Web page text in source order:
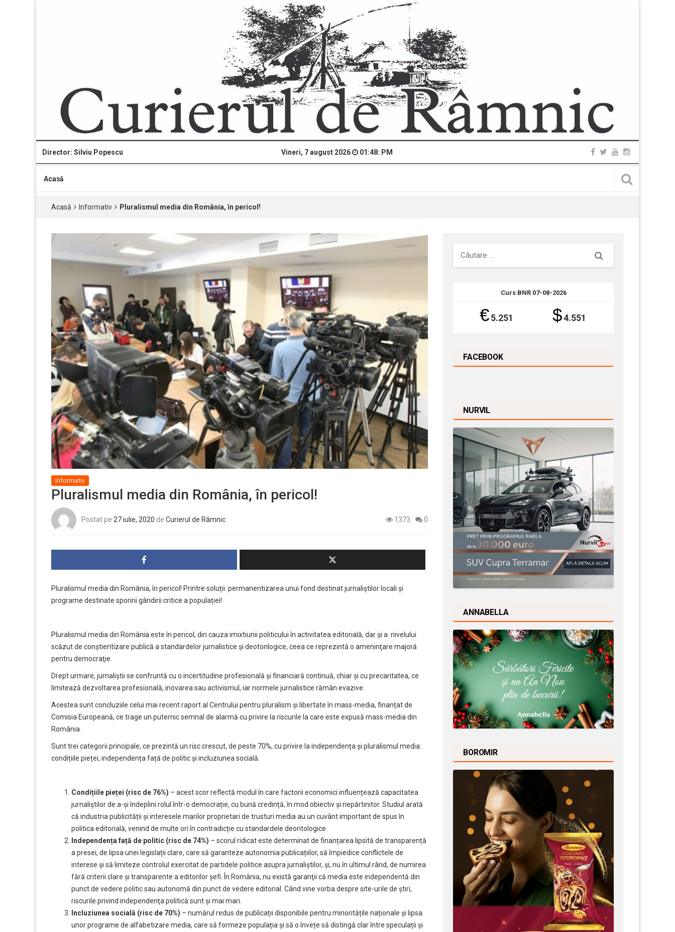
Director: Silviu Popescu Vineri, 7 august 2026 01:48: PM
Acasă
Acasă Informativ Pluralismul media din România, în pericol!
Informativ
Pluralismul media din România, în pericol!
Postat pe 27 iulie, 2020 de Curierul de Râmnic 1373 0
Pluralismul media din România, în pericol! Printre soluții: permanentizarea unui fond destinat jurnaliștilor locali și
programe destinate sporirii gândirii critice a populației!
Pluralismul media din România este în pericol, din cauza imixtiunii politicului în activitatea editorială, dar și a nivelului
scăzut de conştientizare publică a standardelor jurnalistice și deotonlogice, ceea ce reprezintă o ameninţare majoră
pentru democraţie.
Drept urmare, jurnaliștii se confruntă cu o incertitudine profesională și financiară continuă, chiar și cu precaritatea, ce
limitează dezvoltarea profesională, inovarea sau activismul, iar normele jurnalistice rămân evazive.
Acestea sunt concluziile celui mai recent raport al Centrului pentru pluralism și libertate în mass-media, finanțat de
Comisia Europeană, ce trage un puternic semnal de alarmă cu privire la riscurile la care este expusă mass-media din
România.
Sunt trei categorii principale, ce prezintă un risc crescut, de peste 70%, cu privire la independența și pluralismul media:
condițiile pieței, independența față de politic și incluziunea socială.
Condițiile pieței (risc de 76%) – acest scor reflectă modul în care factorii economici influențează capacitatea
jurnaliștilor de a-și îndeplini rolul într-o democrație, cu bună credință, în mod obiectiv și nepărtinitor. Studiul arată
că industria publicității și interesele marilor proprietari de trusturi media au un cuvânt important de spus în
politica editorială, venind de multe ori în contradicție cu standardele deontologice.
Independența față de politic (risc de 74%) – scorul ridicat este determinat de finanțarea lipsită de transparență
a presei, de lipsa unei legislații clare, care să garanteze autonomia publicațiilor, să împiedice conflictele de
interese și să limiteze controlul exercitat de partidele politice asupra jurnaliștilor, și, nu în ultimul rând, de numirea
fără criterii clare și transparente a editorilor șefi. În România, nu există garanţii că media este independentă din
punct de vedere politic sau autonomă din punct de vedere editorial. Când vine vorba despre site-urile de ştiri,
riscurile privind independenţa politică sunt şi mai mari.
Incluziunea socială (risc de 70%) – numărul redus de publicații disponibile pentru minoritățile naționale și lipsa
unor programe de alfabetizare media, care să formeze populația și să o învețe să distingă clar între speculații și
Căutare
Curs BNR 07-08-2026
€ 5.251 $4.551
FACEBOOK
NURVIL
ANNABELLA
BOROMIR